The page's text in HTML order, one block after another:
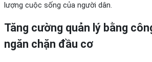
lượng cuộc sống của người dân.
Tăng cường quản lý bằng
ngăn chặn đầu cơ